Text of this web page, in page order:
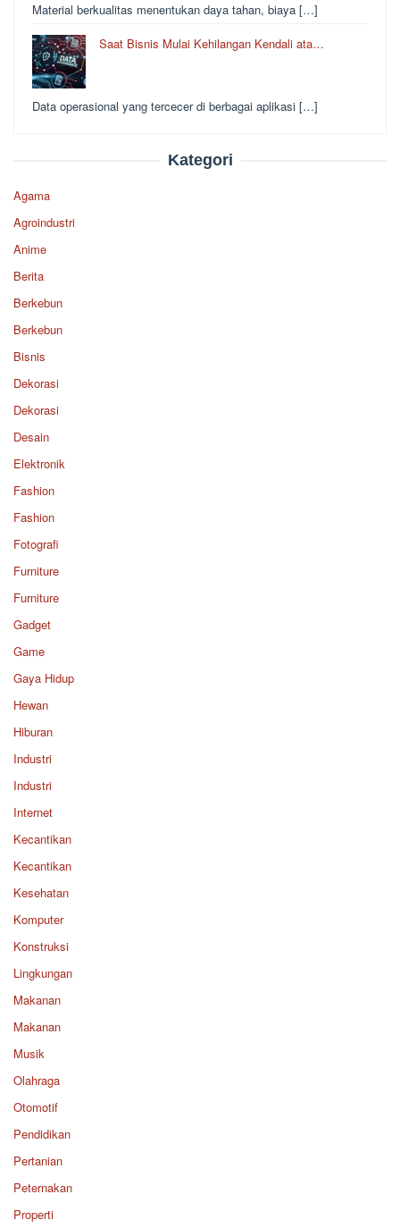
Material berkualitas menentukan daya tahan, biaya […]
Saat Bisnis Mulai Kehilangan Kendali ata…
Data operasional yang tercecer di berbagai aplikasi […]
Kategori
Agama
Agroindustri
Anime
Berita
Berkebun
Berkebun
Bisnis
Dekorasi
Dekorasi
Desain
Elektronik
Fashion
Fashion
Fotografi
Furniture
Furniture
Gadget
Game
Gaya Hidup
Hewan
Hiburan
Industri
Industri
Internet
Kecantikan
Kecantikan
Kesehatan
Komputer
Konstruksi
Lingkungan
Makanan
Makanan
Musik
Olahraga
Otomotif
Pendidikan
Pertanian
Peternakan
Properti